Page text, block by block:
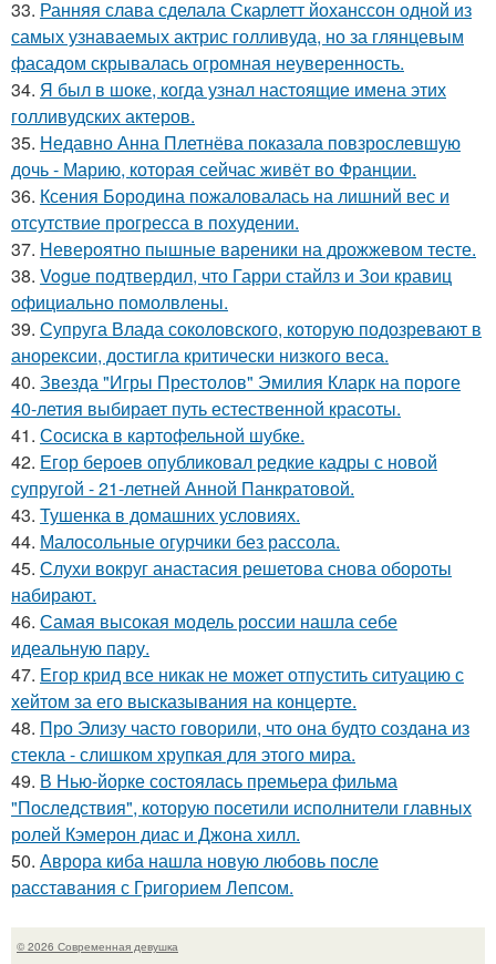
33. Ранняя слава сделала Скарлетт йоханссон одной из
самых узнаваемых актрис голливуда, но за глянцевым
фасадом скрывалась огромная неуверенность.
34. Я был в шоке, когда узнал настоящие имена этих
голливудских актеров.
35. Недавно Анна Плетнёва показала повзрослевшую
дочь - Марию, которая сейчас живёт во Франции.
36. Ксения Бородина пожаловалась на лишний вес и
отсутствие прогресса в похудении.
37. Невероятно пышные вареники на дрожжевом тесте.
38. Vogue подтвердил, что Гарри стайлз и Зои кравиц
официально помолвлены.
39. Супруга Влада соколовского, которую подозревают в
анорексии, достигла критически низкого веса.
40. Звезда "Игры Престолов" Эмилия Кларк на пороге
40-летия выбирает путь естественной красоты.
41. Сосиска в картофельной шубке.
42. Егор бероев опубликовал редкие кадры с новой
супругой - 21-летней Анной Панкратовой.
43. Тушенка в домашних условиях.
44. Малосольные огурчики без рассола.
45. Слухи вокруг анастасия решетова снова обороты
набирают.
46. Самая высокая модель россии нашла себе
идеальную пару.
47. Егор крид все никак не может отпустить ситуацию с
хейтом за его высказывания на концерте.
48. Про Элизу часто говорили, что она будто создана из
стекла - слишком хрупкая для этого мира.
49. В Нью-йорке состоялась премьера фильма
"Последствия", которую посетили исполнители главных
ролей Кэмерон диас и Джона хилл.
50. Аврора киба нашла новую любовь после
расставания с Григорием Лепсом.
© 2026 Современная девушка